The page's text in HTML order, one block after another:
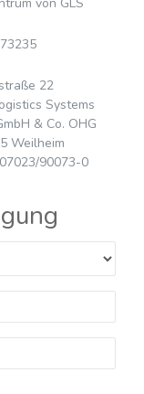
73235
22
Systems
& Co. OHG
Weilheim
90073-0